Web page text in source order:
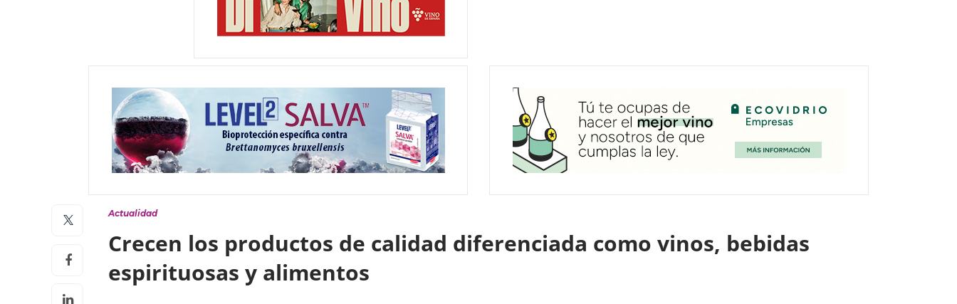
Actualidad
Crecen los productos de calidad diferenciada como vinos, bebidas
espirituosas y alimentos